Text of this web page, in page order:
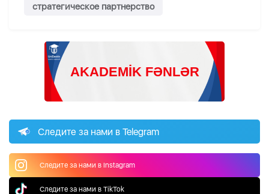
стратегическое партнерство
Следите за нами в Telegram
Следите за нами в Instagram
Следите за нами в TikTok